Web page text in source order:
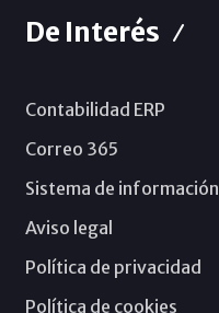
De Interés
Contabilidad ERP
Correo 365
Sistema de información
Aviso legal
Política de privacidad
Política de cookies